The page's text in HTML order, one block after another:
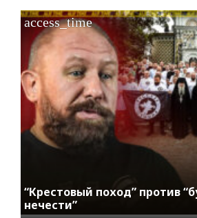
“Крестовый поход” против
нечести”
access_time